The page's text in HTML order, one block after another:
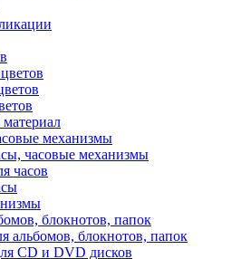
механизмы
часовые механизмы
часов
блокнотов, папок
альбомов, блокнотов, папок
CD и DVD дисков